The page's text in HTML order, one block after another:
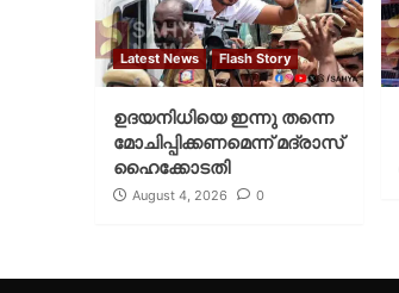
Latest News Flash Story
ഉദയനിധിയെ ഇന്നു തന്നെ
മോചിപ്പിക്കണമെന്ന് മദ്രാസ്
ഹൈക്കോടതി
August 4, 2026 0